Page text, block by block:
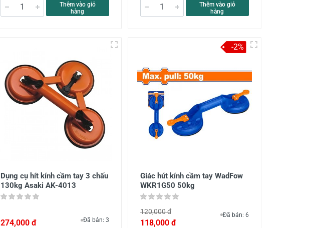
Thêm vào giỏ
hàng
Thêm vào giỏ
hàng
Dụng cụ hít kính cầm tay 3 chấu
130kg Asaki AK-4013
274,000 đ Đã bán: 3
Giác hút kính cầm tay WadFow
WKR1G50 50kg
120,000 đ
118,000 đ
Đã bán: 6
-2%